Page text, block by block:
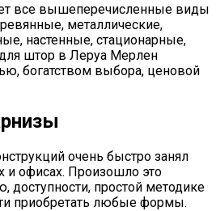
все вышеперечисленные виды
металлические,
настенные, стационарные,
штор в Леруа Мерлен
богатством выбора, ценовой
очень быстро занял
и офисах. Произошло это
доступности, простой методике
приобретать любые формы.